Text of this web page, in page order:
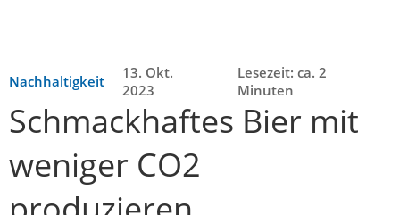
Nachhaltigkeit
13. Okt.
2023
Lesezeit: ca. 2
Minuten
Schmackhaftes Bier mit
weniger CO2